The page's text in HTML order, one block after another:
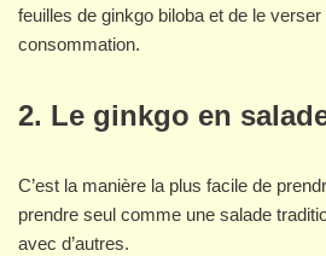
feuilles de ginkgo biloba et de le
consommation.
2. Le ginkgo en
C’est la manière la plus facile de
prendre seul comme une salade
avec d’autres.